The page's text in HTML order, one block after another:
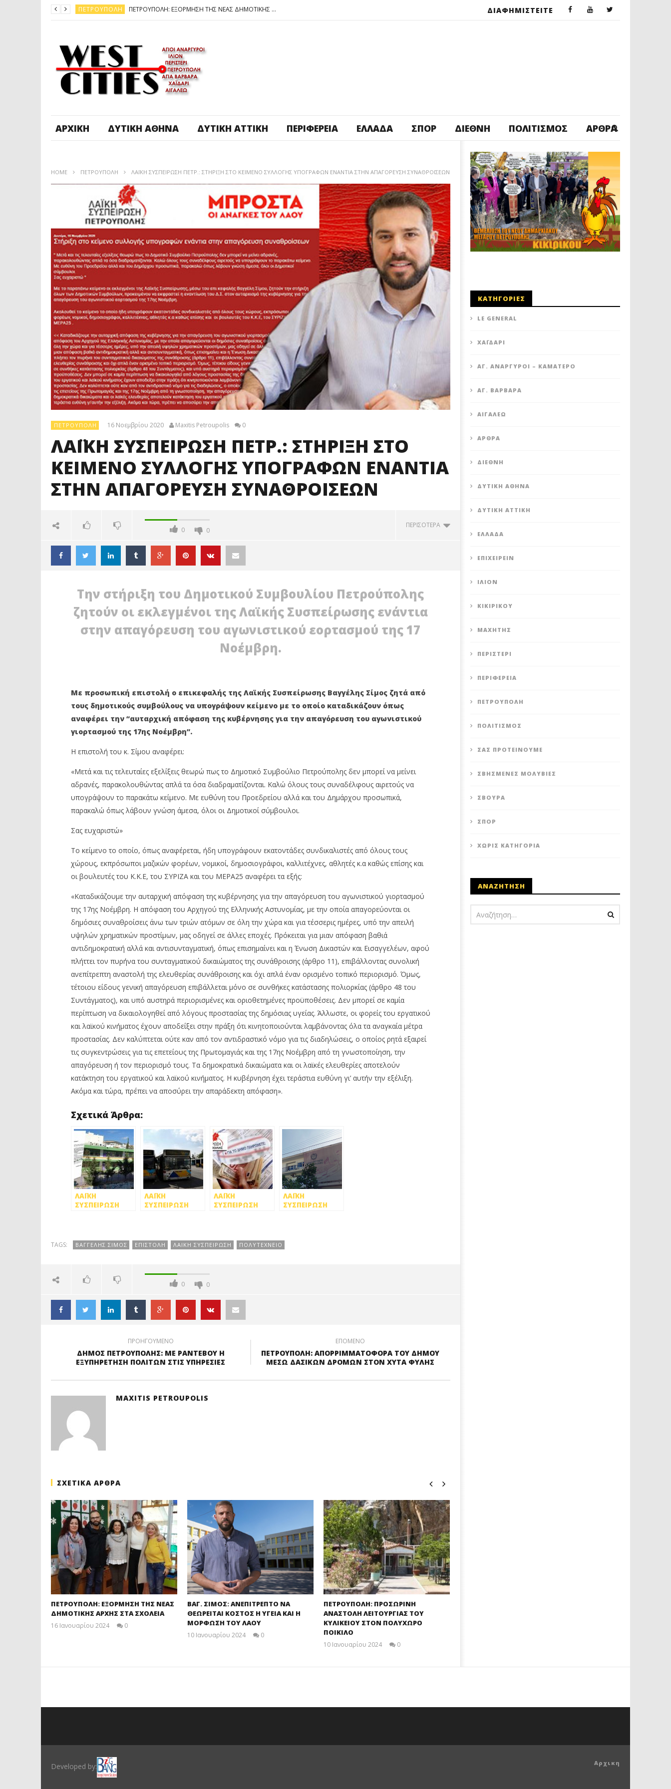
ΠΕΤΡΟΎΠΟΛΗ ΠΕΤΡΟΥΠΟΛΗ: ΕΞΟΡΜΗΣΗ ΤΗΣ ΝΕΑΣ ΔΗΜΟΤΙΚΗΣ ΑΡΧΗΣ ΣΤΑ ΣΧΟΛΕΙΑ
ΠΕΤΡΟΎΠΟΛΗ
ΠΕΤΡΟΎΠΟΛΗ
ΔΥΤΙΚΉ ΑΤΤΙΚΉ ΚΑΙΡΟΣ: ΕΡΧΟΝΤΑΙ ΧΙΟΝΙΑ
ΠΕΤΡΟΎΠΟΛΗ
ΔΙΑΦΗΜΙΣΤΕΙΤΕ
ΑΡΧΙΚΉ ΔΥΤΙΚΉ ΑΘΉΝΑ ΔΥΤΙΚΉ ΑΤΤΙΚΉ ΠΕΡΙΦΈΡΕΙΑ ΕΛΛΆΔΑ ΣΠΟΡ ΔΙΕΘΝΉ ΠΟΛΙΤΙΣΜΌΣ ΆΡΘΡΑ
HOME ΠΕΤΡΟΎΠΟΛΗ ΛΑΪΚΗ ΣΥΣΠΕΙΡΩΣΗ ΠΕΤΡ.: ΣΤΗΡΙΞΗ ΣΤΟ ΚΕΙΜΕΝΟ ΣΥΛΛΟΓΗΣ ΥΠΟΓΡΑΦΩΝ ΕΝΑΝΤΙΑ ΣΤΗΝ ΑΠΑΓΟΡΕΥΣΗ ΣΥΝΑΘΡΟΙΣΕΩΝ
ΠΕΤΡΟΎΠΟΛΗ 16 Νοεμβρίου 2020 Maxitis Petroupolis 0
ΛΑΪΚΗ ΣΥΣΠΕΙΡΩΣΗ ΠΕΤΡ.: ΣΤΗΡΙΞΗ ΣΤΟ
ΚΕΙΜΕΝΟ ΣΥΛΛΟΓΗΣ ΥΠΟΓΡΑΦΩΝ ΕΝΑΝΤΙΑ
ΣΤΗΝ ΑΠΑΓΟΡΕΥΣΗ ΣΥΝΑΘΡΟΙΣΕΩΝ
0 0
ΠΕΡΙΣΟΤΕΡΑ
ΣΤΟ ΚΕΙΜΕΝΟ ΣΥΛΛΟΓΗΣ
ΥΠΟΓΡΑΦΩΝ ΕΝΑΝΤΙΑ ΣΤΗΝ
ΑΠΑΓΟΡΕΥΣΗ ΣΥΝΑΘΡΟΙΣΕΩΝ
Νοεμβρίου
2020
Petroupolis
ΝΕΑΣ ΔΗΜΟΤΙΚΗΣ ΑΡΧΗΣ ΣΤΑ
Νοεμβρίου
ΘΕΩΡΕΙΤΑΙ ΚΟΣΤΟΣ Η ΥΓΕΙΑ ΚΑΙ Η
ΜΟΡΦΩΣΗ ΤΟΥ ΛΑΟΥ
Νοεμβρίου
ΠΕΤΡΟΥΠΟΛΗ: ΠΡΟΣΩΡΙΝΗ
ΚΥΛΙΚΕΙΟΥ ΣΤΟΝ ΠΟΛΥΧΩΡΟ
Νοεμβρίου
Petroupolis
Την στήριξη του Δημοτικού Συμβουλίου Πετρούπολης
ζητούν οι εκλεγμένοι της Λαϊκής Συσπείρωσης ενάντια
στην απαγόρευση του αγωνιστικού εορτασμού της 17
Νοέμβρη.
Με προσωπική επιστολή ο επικεφαλής της Λαϊκής Συσπείρωσης Βαγγέλης Σίμος ζητά από
τους δημοτικούς συμβούλους να υπογράψουν κείμενο με το οποίο καταδικάζουν όπως
αναφέρει την “αυταρχική απόφαση της κυβέρνησης για την απαγόρευση του αγωνιστικού
γιορτασμού της 17ης Νοέμβρη”.
Η επιστολή του κ. Σίμου αναφέρει:
«Μετά και τις τελευταίες εξελίξεις θεωρώ πως το Δημοτικό Συμβούλιο Πετρούπολης δεν μπορεί να μείνει
αδρανές, παρακολουθώντας απλά τα όσα διαδραματίζονται. Καλώ όλους τους συναδέλφους αιρετούς να
υπογράψουν το παρακάτω κείμενο. Με ευθύνη του Προεδρείου αλλά και του Δημάρχου προσωπικά,
παρακαλώ όπως λάβουν γνώση άμεσα, όλοι οι Δημοτικοί σύμβουλοι.
Σας ευχαριστώ»
Το κείμενο το οποίο, όπως αναφέρεται, ήδη υπογράφουν εκατοντάδες συνδικαλιστές από όλους τους
χώρους, εκπρόσωποι μαζικών φορέων, νομικοί, δημοσιογράφοι, καλλιτέχνες, αθλητές κ.α καθώς επίσης και
οι βουλευτές του Κ.Κ.Ε, του ΣΥΡΙΖΑ και του ΜΕΡΑ25 αναφέρει τα εξής:
«Καταδικάζουμε την αυταρχική απόφαση της κυβέρνησης για την απαγόρευση του αγωνιστικού γιορτασμού
της 17ης Νοέμβρη. Η απόφαση του Αρχηγού της Ελληνικής Αστυνομίας, με την οποία απαγορεύονται οι
δημόσιες συναθροίσεις άνω των τριών ατόμων σε όλη την χώρα και για τέσσερις ημέρες, υπό την απειλή
υψηλών χρηματικών προστίμων, μας οδηγεί σε άλλες εποχές. Πρόκειται για μιαν απόφαση βαθιά
αντιδημοκρατική αλλά και αντισυνταγματική, όπως επισημαίνει και η Ένωση Δικαστών και Εισαγγελέων, αφού
πλήττει τον πυρήνα του συνταγματικού δικαιώματος της συνάθροισης (άρθρο 11), επιβάλλοντας συνολική
ανεπίτρεπτη αναστολή της ελευθερίας συνάθροισης και όχι απλά έναν ορισμένο τοπικό περιορισμό. Όμως,
τέτοιου είδους γενική απαγόρευση επιβάλλεται μόνο σε συνθήκες κατάστασης πολιορκίας (άρθρο 48 του
Συντάγματος), και υπό αυστηρά περιορισμένες και οριοθετημένες προϋποθέσεις. Δεν μπορεί σε καμία
περίπτωση να δικαιολογηθεί από λόγους προστασίας της δημόσιας υγείας. Άλλωστε, οι φορείς του εργατικού
και λαϊκού κινήματος έχουν αποδείξει στην πράξη ότι κινητοποιούνται λαμβάνοντας όλα τα αναγκαία μέτρα
προστασίας. Δεν καλύπτεται ούτε καν από τον αντιδραστικό νόμο για τις διαδηλώσεις, ο οποίος ρητά εξαιρεί
τις συγκεντρώσεις για τις επετείους της Πρωτομαγιάς και της 17ης Νοέμβρη από τη γνωστοποίηση, την
απαγόρευση ή τον περιορισμό τους. Τα δημοκρατικά δικαιώματα και οι λαϊκές ελευθερίες αποτελούν
κατάκτηση του εργατικού και λαϊκού κινήματος. Η κυβέρνηση έχει τεράστια ευθύνη γι’ αυτήν την εξέλιξη.
Ακόμα και τώρα, πρέπει να αποσύρει την απαράδεκτη απόφαση».
Σχετικά Άρθρα:
ΛΑΪΚΗ
ΣΥΣΠΕΙΡΩΣΗ
ΛΑΪΚΗ
ΣΥΣΠΕΙΡΩΣΗ
ΛΑΪΚΗ
ΣΥΣΠΕΙΡΩΣΗ
ΔΗΜΟΤΙΚΩΝ
ΤΕΛΩΝ ΚΑΙ
ΛΑΪΚΗ
ΣΥΣΠΕΙΡΩΣΗ
ΑΘΛΗΤΙΣΜΟΥ-
ΠΟΛΙΤΙΣΜΟΥ
TAGS: ΒΑΓΓΕΛΗΣ ΣΙΜΟΣ ΕΠΙΣΤΟΛΗ ΛΑΙΚΗ ΣΥΣΠΕΙΡΩΣΗ ΠΟΛΥΤΕΧΝΕΙΟ
0 0
ΠΡΟΗΓΟΥΜΕΝΟ
ΔΗΜΟΣ ΠΕΤΡΟΥΠΟΛΗΣ: ΜΕ ΡΑΝΤΕΒΟΥ Η
ΕΞΥΠΗΡΕΤΗΣΗ ΠΟΛΙΤΩΝ ΣΤΙΣ ΥΠΗΡΕΣΙΕΣ
ΕΠΟΜΕΝΟ
ΠΕΤΡΟΥΠΟΛΗ: ΑΠΟΡΡΙΜΜΑΤΟΦΟΡΑ ΤΟΥ ΔΗΜΟΥ
ΜΕΣΩ ΔΑΣΙΚΩΝ ΔΡΟΜΩΝ ΣΤΟΝ ΧΥΤΑ ΦΥΛΗΣ
MAXITIS PETROUPOLIS
ΣΧΕΤΙΚΑ ΑΡΘΡΑ
ΠΕΤΡΟΥΠΟΛΗ: ΕΞΟΡΜΗΣΗ ΤΗΣ ΝΕΑΣ
ΔΗΜΟΤΙΚΗΣ ΑΡΧΗΣ ΣΤΑ ΣΧΟΛΕΙΑ
16 Ιανουαρίου 2024
0
ΒΑΓ. ΣΙΜΟΣ: ΑΝΕΠΙΤΡΕΠΤΟ ΝΑ
ΘΕΩΡΕΙΤΑΙ ΚΟΣΤΟΣ Η ΥΓΕΙΑ ΚΑΙ Η
ΜΟΡΦΩΣΗ ΤΟΥ ΛΑΟΥ
10 Ιανουαρίου 2024
0
ΠΕΤΡΟΥΠΟΛΗ: ΠΡΟΣΩΡΙΝΗ
ΑΝΑΣΤΟΛΗ ΛΕΙΤΟΥΡΓΙΑΣ ΤΟΥ
ΚΥΛΙΚΕΙΟΥ ΣΤΟΝ ΠΟΛΥΧΩΡΟ
ΠΟΙΚΙΛΟ
10 Ιανουαρίου 2024
0
ΚΑΤΗΓΟΡΙΕΣ
LE GENERAL
XΑΪΔΆΡΙ
ΆΓ. ΑΝΆΡΓΥΡΟΙ – KΑΜΑΤΕΡΌ
ΑΓ. ΒΑΡΒΆΡΑ
ΑΙΓΆΛΕΩ
ΆΡΘΡΑ
ΔΙΕΘΝΉ
ΔΥΤΙΚΉ ΑΘΉΝΑ
ΔΥΤΙΚΉ ΑΤΤΙΚΉ
ΕΛΛΆΔΑ
ΕΠΙΧΕΙΡΕΊΝ
ΊΛΙΟΝ
ΚΙΚΙΡΙΚΟΥ
ΜΑΧΗΤΗΣ
ΠΕΡΙΣΤΈΡΙ
ΠΕΡΙΦΈΡΕΙΑ
ΠΕΤΡΟΎΠΟΛΗ
ΠΟΛΙΤΙΣΜΌΣ
ΣΑΣ ΠΡΟΤΕΊΝΟΥΜΕ
ΣΒΗΣΜΈΝΕΣ ΜΟΛΥΒΙΈΣ
ΣΒΟΎΡΑ
ΣΠΟΡ
ΧΩΡΊΣ ΚΑΤΗΓΟΡΊΑ
ΑΝΑΖΗΤΗΣΗ
Developed by: Αρχικη